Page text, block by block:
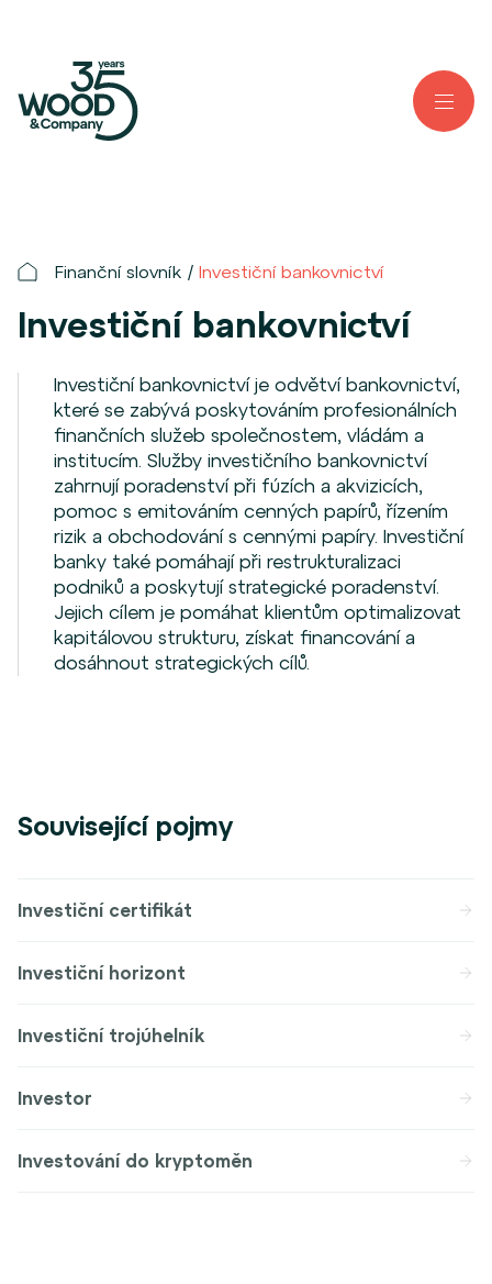
Finanční slovník Investiční bankovnictví
Investiční bankovnictví
Investiční bankovnictví je odvětví bankovnictví,
které se zabývá poskytováním profesionálních
finančních služeb společnostem, vládám a
institucím. Služby investičního bankovnictví
zahrnují poradenství při fúzích a akvizicích,
pomoc s emitováním cenných papírů, řízením
rizik a obchodování s cennými papíry. Investiční
banky také pomáhají při restrukturalizaci
podniků a poskytují strategické poradenství.
Jejich cílem je pomáhat klientům optimalizovat
kapitálovou strukturu, získat financování a
dosáhnout strategických cílů.
Související pojmy
Investiční certifikát
Investiční horizont
Investiční trojúhelník
Investor
Investování do kryptoměn